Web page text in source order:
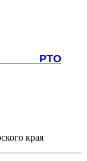
РТО
края